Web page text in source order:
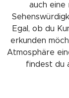
auch eine
Egal, ob du
erkunden
Atmosphäre
findest du